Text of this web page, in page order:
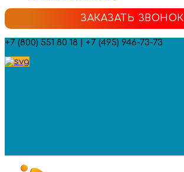
ЗАКАЗАТЬ ЗВОНОК
+7 (800) 551 80 18 | +7 (495) 946-73-73